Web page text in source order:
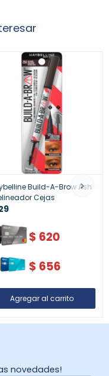
Build-A-Brow Ash
Cejas
$ 620
$ 656
novedades!